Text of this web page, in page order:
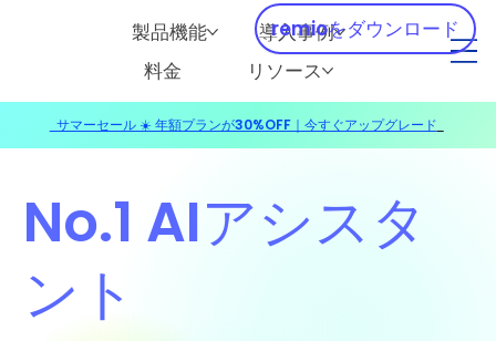
製品機能
導入事例
料金
リソース
remioをダウンロード
No.1 AIアシスタ
ント
サマーセール ☀️ 年額プランが30%OFF｜今すぐアップグレード